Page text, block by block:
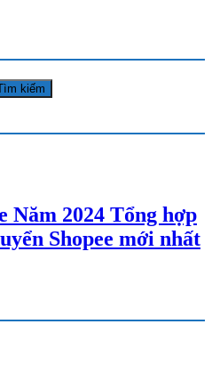
Năm 2024 Tổng hợp
Shopee mới nhất